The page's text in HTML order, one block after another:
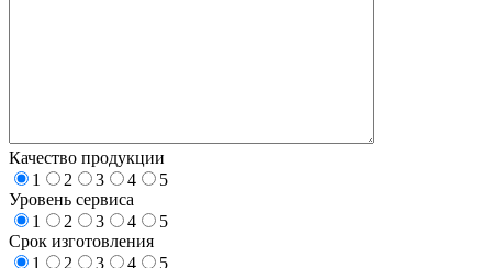
Качество продукции
1
2 3 4
5
Уровень сервиса
1
2 3 4
5
Срок изготовления
1
2 3 4
5